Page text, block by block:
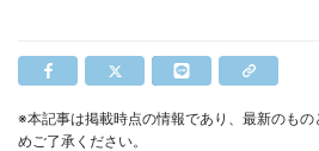
※本記事は掲載時点の情報であり、最新のも
めご了承ください。